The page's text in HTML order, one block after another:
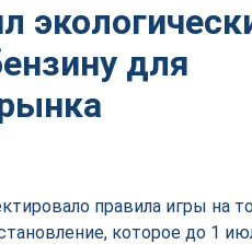
для
правила игры на
которое до 1